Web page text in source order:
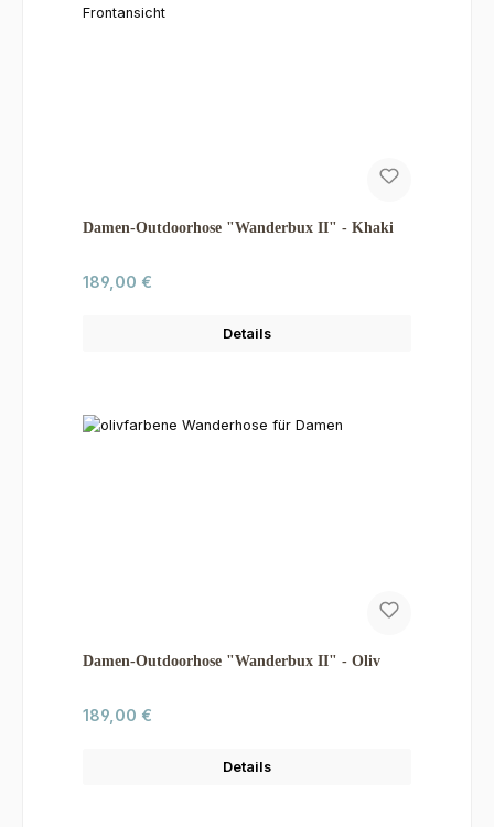
Damen-Outdoorhose "Wanderbux II" - Khaki
Regulärer Preis:
189,00 €
Details
Damen-Outdoorhose "Wanderbux II" - Oliv
Regulärer Preis:
189,00 €
Details